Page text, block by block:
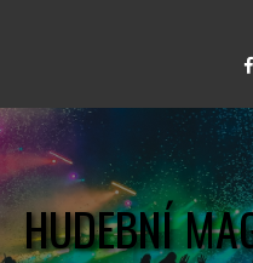
HUDEBNÍ